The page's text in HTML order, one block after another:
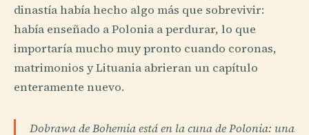
dinastía había hecho algo más que sobrevivir:
había enseñado a Polonia a perdurar, lo que
importaría mucho muy pronto cuando coronas,
matrimonios y Lituania abrieran un capítulo
enteramente nuevo.
Dobrawa de Bohemia está en la cuna de Polonia: una